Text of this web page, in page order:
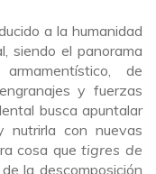
a la humanidad
siendo el panorama
de
y fuerzas
busca apuntalar
nutrirla con nuevas
cosa quetigres de
la descomposición